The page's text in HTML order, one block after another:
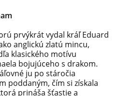
prvýkrát vydal kráľ Eduard
anglickú zlatú mincu,
klasického motívu
bojujúceho s drakom.
ju po stáročia
poddaným, čím si získala
prináša šťastie a